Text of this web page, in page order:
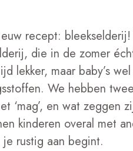
recept:
die in de zomer
lekker, maar baby’s
We hebben
‘mag’, en wat zeggen
kinderen overal met
rustig aan begint.